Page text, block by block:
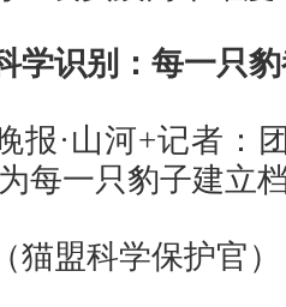
学识别：每一只
报·山河+记者：
每一只豹子建立
猫盟科学保护官